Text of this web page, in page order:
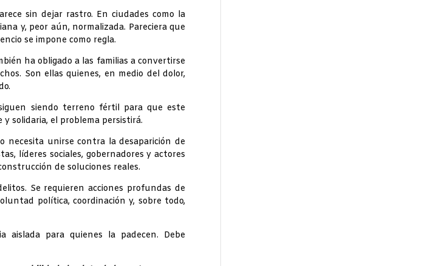
sin dejar rastro. En ciudades como la
y, peor aún, normalizada. Pareciera que
se impone como regla.
ha obligado a las familias a convertirse
Son ellas quienes, en medio del dolor,
siendo terreno fértil para que este
solidaria, el problema persistirá.
necesita unirse contra la desaparición de
líderes sociales, gobernadores y actores
de soluciones reales.
Se requieren acciones profundas de
política, coordinación y, sobre todo,
aislada para quienes la padecen. Debe